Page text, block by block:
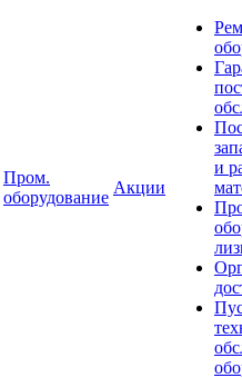
Пром.
оборудование
Акции
и